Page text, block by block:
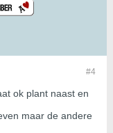
#4
ok plant naast en
maar de andere